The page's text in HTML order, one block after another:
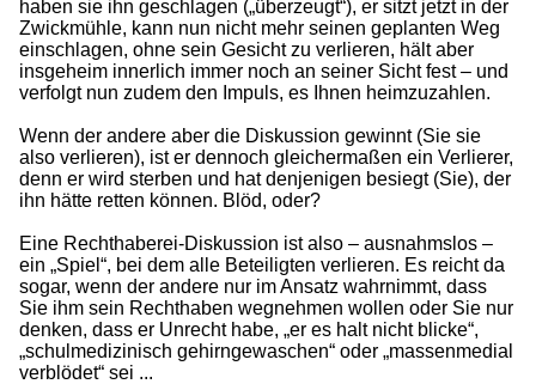
haben sie ihn geschlagen („überzeugt“), er sitzt jetzt in der
Zwickmühle, kann nun nicht mehr seinen geplanten Weg
einschlagen, ohne sein Gesicht zu verlieren, hält aber
insgeheim innerlich immer noch an seiner Sicht fest – und
verfolgt nun zudem den Impuls, es Ihnen heimzuzahlen.
Wenn der andere aber die Diskussion gewinnt (Sie sie
also verlieren), ist er dennoch gleichermaßen ein Verlierer,
denn er wird sterben und hat denjenigen besiegt (Sie), der
ihn hätte retten können. Blöd, oder?
Eine Rechthaberei-Diskussion ist also – ausnahmslos –
ein „Spiel“, bei dem alle Beteiligten verlieren. Es reicht da
sogar, wenn der andere nur im Ansatz wahrnimmt, dass
Sie ihm sein Rechthaben wegnehmen wollen oder Sie nur
denken, dass er Unrecht habe, „er es halt nicht blicke“,
„schulmedizinisch gehirngewaschen“ oder „massenmedial
verblödet“ sei ...